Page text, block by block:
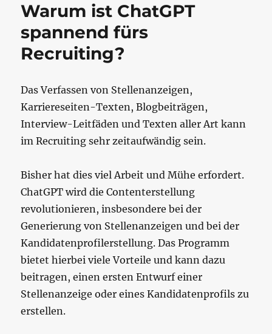
Warum ist ChatGPT
spannend fürs
Recruiting?
‍Das Verfassen von Stellenanzeigen,
Karriereseiten-Texten, Blogbeiträgen,
Interview-Leitfäden und Texten aller Art kann
im Recruiting sehr zeitaufwändig sein.
Bisher hat dies viel Arbeit und Mühe erfordert.
ChatGPT wird die Contenterstellung
revolutionieren, insbesondere bei der
Generierung von Stellenanzeigen und bei der
Kandidatenprofilerstellung. Das Programm
bietet hierbei viele Vorteile und kann dazu
beitragen, einen ersten Entwurf einer
Stellenanzeige oder eines Kandidatenprofils zu
erstellen.